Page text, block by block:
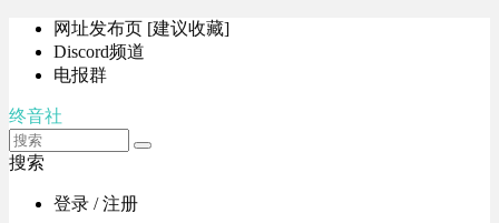
网址发布页 [建议收藏]
Discord频道
电报群
终音社
搜索
登录 / 注册